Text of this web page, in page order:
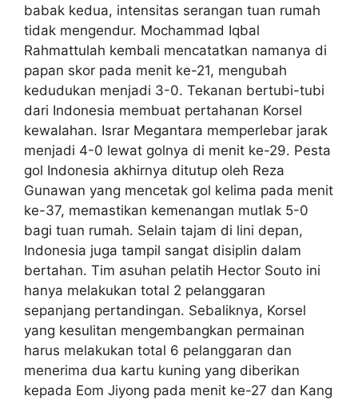
babak kedua, intensitas serangan tuan rumah
tidak mengendur. Mochammad Iqbal
Rahmattulah kembali mencatatkan namanya di
papan skor pada menit ke-21, mengubah
kedudukan menjadi 3-0. Tekanan bertubi-tubi
dari Indonesia membuat pertahanan Korsel
kewalahan. Israr Megantara memperlebar jarak
menjadi 4-0 lewat golnya di menit ke-29. Pesta
gol Indonesia akhirnya ditutup oleh Reza
Gunawan yang mencetak gol kelima pada menit
ke-37, memastikan kemenangan mutlak 5-0
bagi tuan rumah. Selain tajam di lini depan,
Indonesia juga tampil sangat disiplin dalam
bertahan. Tim asuhan pelatih Hector Souto ini
hanya melakukan total 2 pelanggaran
sepanjang pertandingan. Sebaliknya, Korsel
yang kesulitan mengembangkan permainan
harus melakukan total 6 pelanggaran dan
menerima dua kartu kuning yang diberikan
kepada Eom Jiyong pada menit ke-27 dan Kang